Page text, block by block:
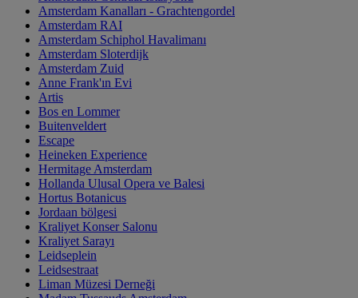
Amsterdam Kanalları - Grachtengordel
Amsterdam RAI
Amsterdam Schiphol Havalimanı
Amsterdam Sloterdijk
Amsterdam Zuid
Anne Frank'ın Evi
Artis
Bos en Lommer
Buitenveldert
Escape
Heineken Experience
Hermitage Amsterdam
Hollanda Ulusal Opera ve Balesi
Hortus Botanicus
Jordaan bölgesi
Kraliyet Konser Salonu
Kraliyet Sarayı
Leidseplein
Leidsestraat
Liman Müzesi Derneği